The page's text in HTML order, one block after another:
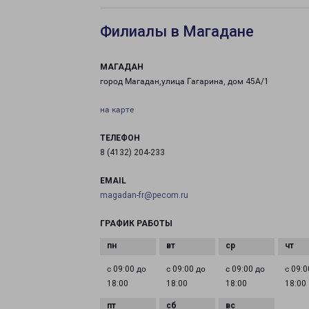
Филиалы в Магадане
МАГАДАН
город Магадан,улица Гагарина, дом 45А/1
на карте
ТЕЛЕФОН
8 (4132) 204-233
EMAIL
magadan-fr@pecom.ru
ГРАФИК РАБОТЫ
с 09:00 до
18:00
с 09:00 до
18:00
с 09:00 до
18:00
с
18:00